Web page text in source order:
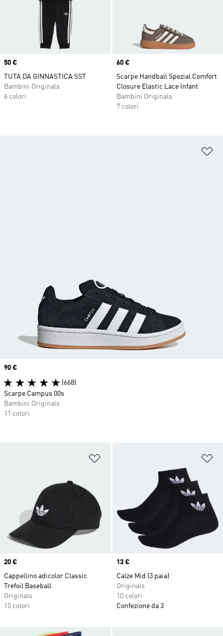
Price
50 €
TUTA DA GINNASTICA SST
Bambini Originals
6 colori
Price
60 €
Scarpe Handball Spezial Comfort
Closure Elastic Lace Infant
Bambini Originals
7 colori
Aggiungi alla lista dei desideri
Price
20 €
Cappellino adicolor Classic
Trefoil Baseball
Originals
10 colori
Price
13 €
Calze Mid (3 paia)
Originals
10 colori
Confezione da 3
Price
90 €
(668)
Scarpe Campus 00s
Bambini Originals
11 colori